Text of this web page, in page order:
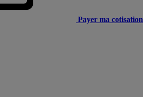
Payer ma cotisation